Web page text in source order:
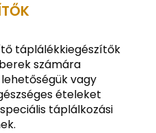
táplálékkiegészítők
számára
vagy
ételeket
táplálkozási